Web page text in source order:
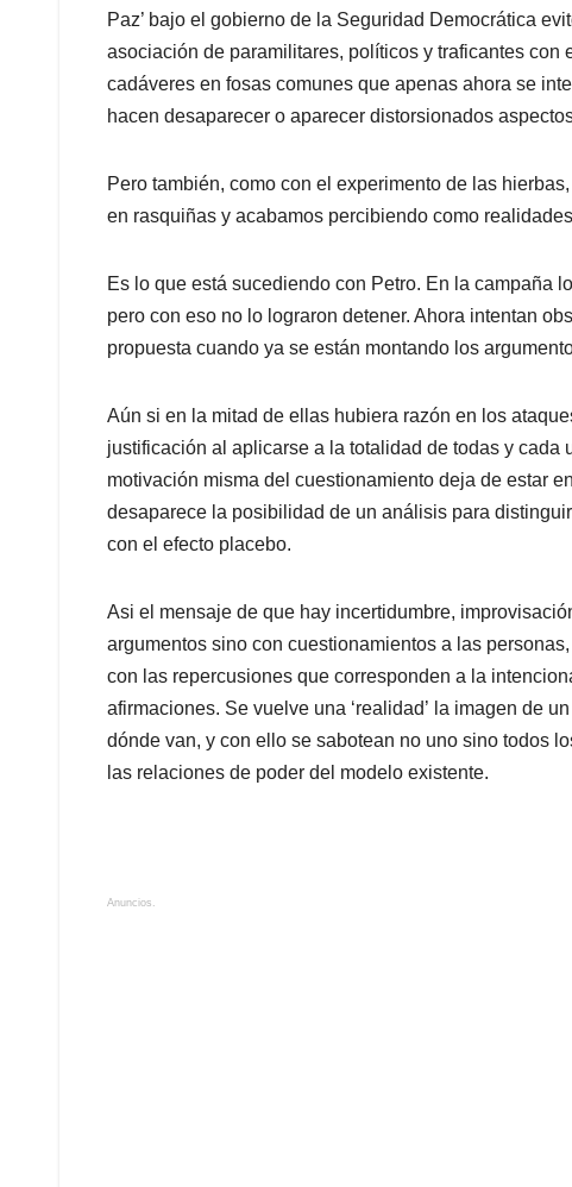
Paz’ bajo el gobierno de la Seguridad Democrática
asociación de paramilitares, políticos y traficantes
cadáveres en fosas comunes que apenas ahora se
hacen desaparecer o aparecer distorsionados
Pero también, como con el experimento de las
en rasquiñas y acabamos percibiendo como
Es lo que está sucediendo con Petro. En la campaña lo
pero con eso no lo lograron detener. Ahora intentan
propuesta cuando ya se están montando los
Aún si en la mitad de ellas hubiera razón en los
justificación al aplicarse a la totalidad de todas y
motivación misma del cuestionamiento deja de estar
desaparece la posibilidad de un análisis para
con el efecto placebo.
Asi el mensaje de que hay incertidumbre,
argumentos sino con cuestionamientos a las
con las repercusiones que corresponden a la
afirmaciones. Se vuelve una ‘realidad’ la imagen de
dónde van, y con ello se sabotean no uno sino todos
las relaciones de poder del modelo existente.
Anuncios.